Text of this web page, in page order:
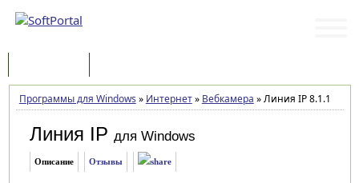
Программы для Windows » Интернет» Вебкамера »Линия IP 8.1.1
Линия IP для Windows
Описание Отзывы